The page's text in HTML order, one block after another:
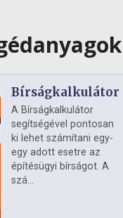
Bírságkalkulátor
A Bírságkalkulátor
segítségével pontosan
ki lehet számítani egy-
egy adott esetre az
építésügyi bírságot. A
szá...